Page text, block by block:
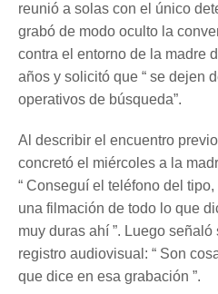
reunió a solas con el único
grabó de modo oculto la
contra el entorno de la madre
años y solicitó que “ se dejen
operativos de búsqueda”.
Al describir el encuentro
concretó el miércoles a la
“ Conseguí el teléfono del
una filmación de todo lo que
muy duras ahí ”. Luego
registro audiovisual: “ Son
que dice en esa grabación ”.